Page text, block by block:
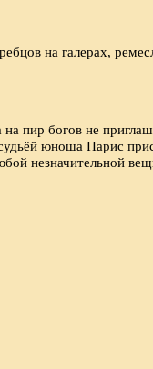
на галерах,
пир богов не
юноша Парис
незначительной